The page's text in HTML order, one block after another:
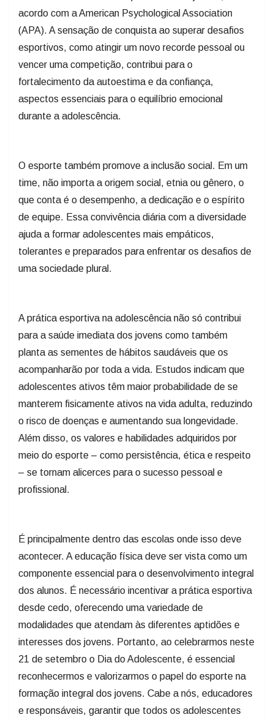
acordo com a American Psychological Association
(APA). A sensação de conquista ao superar desafios
esportivos, como atingir um novo recorde pessoal ou
vencer uma competição, contribui para o
fortalecimento da autoestima e da confiança,
aspectos essenciais para o equilíbrio emocional
durante a adolescência.
O esporte também promove a inclusão social. Em um
time, não importa a origem social, etnia ou gênero, o
que conta é o desempenho, a dedicação e o espírito
de equipe. Essa convivência diária com a diversidade
ajuda a formar adolescentes mais empáticos,
tolerantes e preparados para enfrentar os desafios de
uma sociedade plural.
A prática esportiva na adolescência não só contribui
para a saúde imediata dos jovens como também
planta as sementes de hábitos saudáveis que os
acompanharão por toda a vida. Estudos indicam que
adolescentes ativos têm maior probabilidade de se
manterem fisicamente ativos na vida adulta, reduzindo
o risco de doenças e aumentando sua longevidade.
Além disso, os valores e habilidades adquiridos por
meio do esporte – como persistência, ética e respeito
– se tornam alicerces para o sucesso pessoal e
profissional.
É principalmente dentro das escolas onde isso deve
acontecer. A educação física deve ser vista como um
componente essencial para o desenvolvimento integral
dos alunos. É necessário incentivar a prática esportiva
desde cedo, oferecendo uma variedade de
modalidades que atendam às diferentes aptidões e
interesses dos jovens. Portanto, ao celebrarmos neste
21 de setembro o Dia do Adolescente, é essencial
reconhecermos e valorizarmos o papel do esporte na
formação integral dos jovens. Cabe a nós, educadores
e responsáveis, garantir que todos os adolescentes